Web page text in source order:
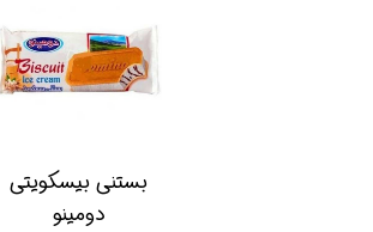
بستنی بیسکویتی
دومینو